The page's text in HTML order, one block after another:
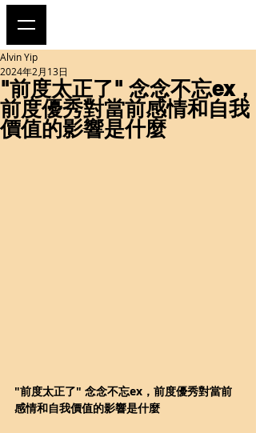
"前度太正了" 念念不忘ex，
前度優秀對當前感情和自我
價值的影響是什麼
Alvin Yip
2024年2月13日
"前度太正了" 念念不忘ex，前度優秀對當前
感情和自我價值的影響是什麼